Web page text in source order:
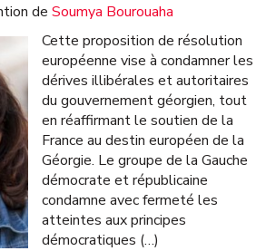
deSoumya Bourouaha
Cette proposition de résolution
européenne vise à condamner les
dérives illibérales et autoritaires
du gouvernement géorgien, tout
en réaffirmant le soutien de la
France au destin européen de la
Géorgie. Le groupe de la Gauche
démocrate et républicaine
condamne avec fermeté les
atteintes aux principes
démocratiques (…)